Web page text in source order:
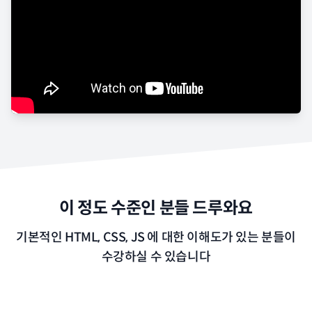
이 정도 수준인 분들 드루와요
기본적인 HTML, CSS, JS 에 대한 이해도가 있는 분들이
수강하실 수 있습니다